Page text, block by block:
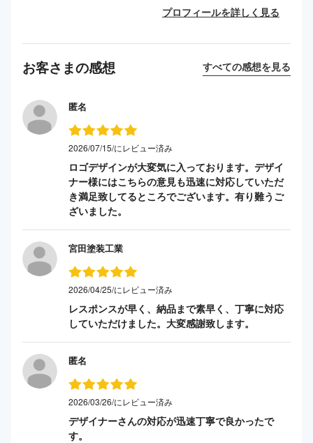
プロフィールを詳しく見る
お客さまの感想 すべての感想を見る
匿名
2026/07/15/にレビュー済み
ロゴデザインが大変気に入っております。デザイ
ナー様にはこちらの意見も迅速に対応していただ
き満足致してるところでございます。有り難うご
ざいました。
宮田塗装工業
2026/04/25/にレビュー済み
レスポンスが早く、納品まで素早く、丁寧に対応
していただけました。大変感謝致します。
匿名
2026/03/26/にレビュー済み
デザイナーさんの対応が迅速丁寧で良かったで
す。